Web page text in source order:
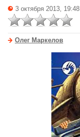
3 октября 2013, 19:48
Олег Маркелов